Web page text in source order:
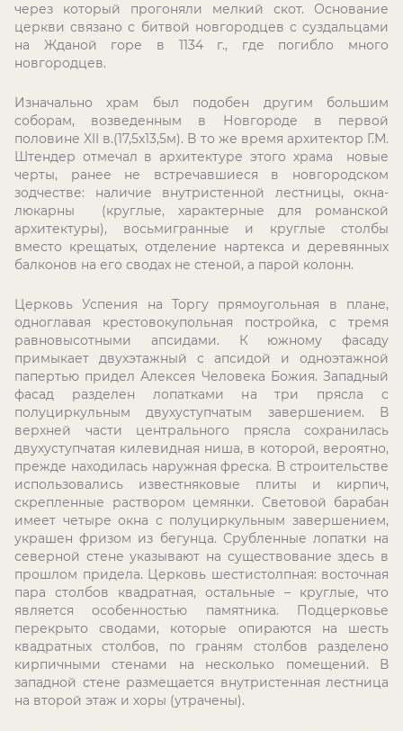
через который прогоняли мелкий скот. Основание
церкви связано с битвой новгородцев с суздальцами
на Жданой горе в 1134 г., где погибло много
новгородцев.
Изначально храм был подобен другим большим
соборам, возведенным в Новгороде в первой
половинеXII в.(17,5х13,5м). В то же время архитектор Г.М.
Штендер отмечал в архитектуре этого храма новые
черты, ранее не встречавшиеся в новгородском
зодчестве: наличие внутристенной лестницы, окна-
люкарны (круглые, характерные для романской
архитектуры), восьмигранные и круглые столбы
вместо крещатых, отделение нартекса и деревянных
балконов на его сводах не стеной, а парой колонн.
Церковь Успения на Торгу прямоугольная в плане,
одноглавая крестовокупольная постройка, с тремя
равновысотными апсидами. К южному фасаду
примыкает двухэтажный с апсидой и одноэтажной
папертью придел Алексея Человека Божия. Западный
фасад разделен лопатками на три прясла с
полуциркульным двухуступчатым завершением. В
верхней части центрального прясла сохранилась
двухуступчатая килевидная ниша, в которой, вероятно,
прежде находилась наружная фреска. В строительстве
использовались известняковые плиты и кирпич,
скрепленные раствором цемянки. Световой барабан
имеет четыре окна с полуциркульным завершением,
украшен фризом из бегунца. Срубленные лопатки на
северной стене указывают на существование здесь в
прошлом придела. Церковь шестистолпная: восточная
пара столбов квадратная, остальные – круглые, что
является особенностью памятника. Подцерковье
перекрыто сводами, которые опираются на шесть
квадратных столбов, по граням столбов разделено
кирпичными стенами на несколько помещений. В
западной стене размещается внутристенная лестница
на второй этаж и хоры (утрачены).